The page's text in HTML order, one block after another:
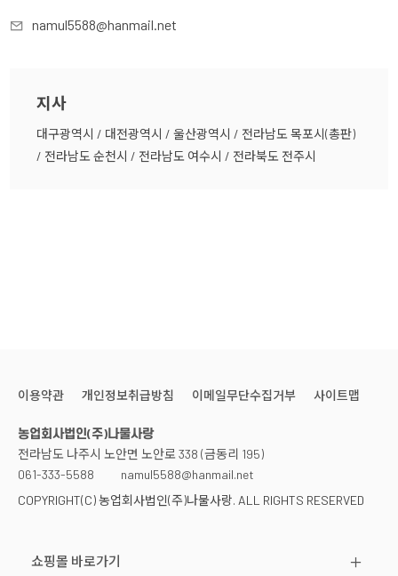
namul5588@hanmail.net
지사
대구광역시 / 대전광역시 / 울산광역시 / 전라남도 목포시(총판)
/ 전라남도 순천시 / 전라남도 여수시 / 전라북도 전주시
이용약관 개인정보취급방침 이메일무단수집거부 사이트맵
농업회사법인(주)나물사랑
전라남도 나주시 노안면 노안로 338 (금동리 195)
061-333-5588
namul5588@hanmail.net
COPYRIGHT(C) 농업회사법인(주)나물사랑. ALL RIGHTS RESERVED
쇼핑몰 바로가기